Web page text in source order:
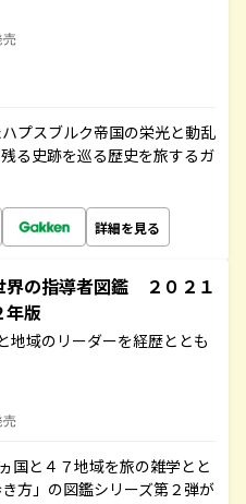
売
プスブルク帝国の栄光と動乱
る史跡を巡る歴史を旅するガ
詳細を見る
の指導者図鑑 ２０２１
年版
地域のリーダーを経歴ととも
売
国と４７地域を旅の雑学とと
方」の図鑑シリーズ第２弾が